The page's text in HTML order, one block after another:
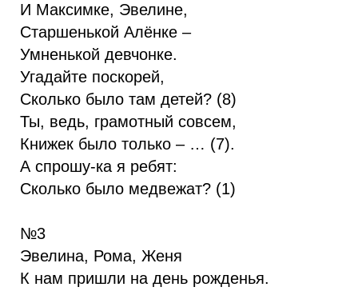
И Максимке, Эвелине,
Старшенькой Алёнке –
Умненькой девчонке.
Угадайте поскорей,
Сколько было там детей? (8)
Ты, ведь, грамотный совсем,
Книжек было только – … (7).
А спрошу-ка я ребят:
Сколько было медвежат? (1)
№3
Эвелина, Рома, Женя
К нам пришли на день рожденья.